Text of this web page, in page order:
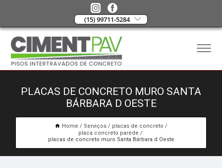
(15) 99711-5284
PLACAS DE CONCRETO MURO SANTA
BÁRBARA D OESTE
Home Serviços
placas de concreto
placa concreto parede
placas de concreto muro Santa Bárbara d Oeste